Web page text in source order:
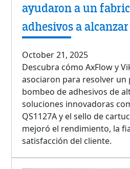
ayudaron a un
adhesivos a
October 21, 2025
Descubra cómo AxFlow y
asociaron para resolver un
bombeo de adhesivos de
soluciones innovadoras
QS1127A y el sello de
mejoró el rendimiento, la
satisfacción del cliente.